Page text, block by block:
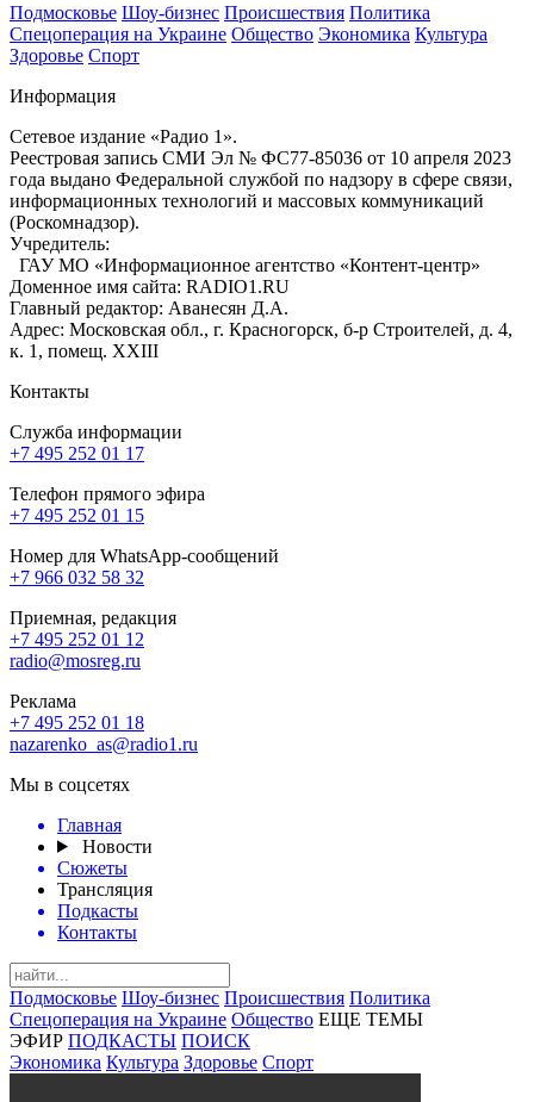
Подмосковье Шоу-бизнес Происшествия Политика
Спецоперация на Украине Общество Экономика Культура
Здоровье Спорт
Информация
Сетевое издание «Радио 1».
Реестровая запись СМИ Эл № ФС77-85036 от 10 апреля 2023
года выдано Федеральной службой по надзору в сфере связи,
информационных технологий и массовых коммуникаций
(Роскомнадзор).
Учредитель:
ГАУ МО «Информационное агентство «Контент-центр»
Доменное имя сайта: RADIO1.RU
Главный редактор: Аванесян Д.А.
Адрес: Московская обл., г. Красногорск, б-р Строителей, д. 4,
к. 1, помещ. XXIII
Контакты
Служба информации
+7 495 252 01 17
Телефон прямого эфира
+7 495 252 01 15
Номер для WhatsApp-сообщений
+7 966 032 58 32
Приемная, редакция
+7 495 252 01 12
radio@mosreg.ru
Реклама
+7 495 252 01 18
nazarenko_as@radio1.ru
Мы в соцсетях
Главная
Новости
Сюжеты
Трансляция
Подкасты
Контакты
Подмосковье Шоу-бизнес Происшествия Политика
Спецоперация на Украине Общество ЕЩЕ ТЕМЫ
ЭФИР ПОДКАСТЫ ПОИСК
Экономика Культура Здоровье Спорт